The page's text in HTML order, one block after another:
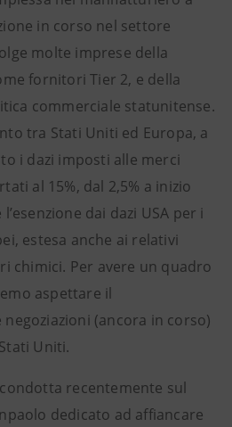
in corso nel settore
molte imprese della
fornitori Tier 2, e della
commerciale statunitense.
tra Stati Uniti ed Europa, a
i dazi imposti alle merci
al 15%, dal 2,5% a inizio
dai dazi USA per i
estesa anche ai relativi
chimici. Per avere un quadro
aspettare il
(ancora in corso)
Uniti.
recentemente sul
dedicato ad affiancare